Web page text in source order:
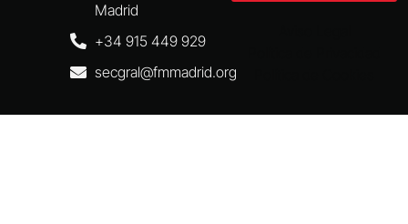
Madrid
+34 915 449 929
secgral@fmmadrid.org